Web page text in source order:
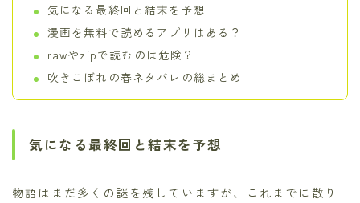
気になる最終回と結末を予想
漫画を無料で読めるアプリはある？
rawやzipで読むのは危険？
吹きこぼれの春ネタバレの総まとめ
気になる最終回と結末を予想
物語はまだ多くの謎を残していますが、これまでに散り